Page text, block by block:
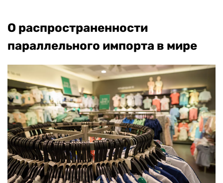
О распространенности
параллельного импорта в мире